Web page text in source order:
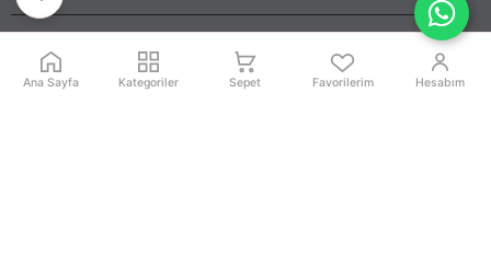
YARDIM
Ana Sayfa Kategoriler Sepet Favorilerim Hesabım